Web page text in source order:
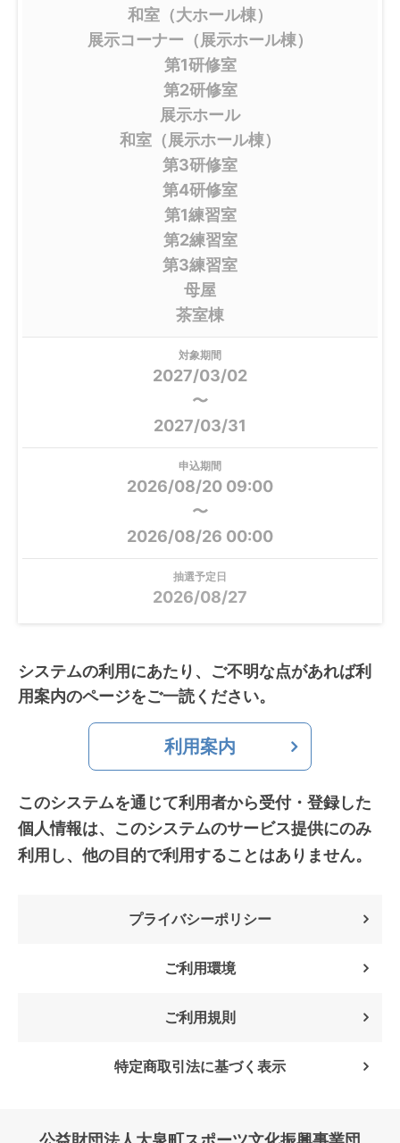
和室（大ホール棟）
展示コーナー（展示ホール棟）
第1研修室
第2研修室
展示ホール
和室（展示ホール棟）
第3研修室
第4研修室
第1練習室
第2練習室
第3練習室
母屋
茶室棟
対象期間
2027/03/02
〜
2027/03/31
申込期間
2026/08/20 09:00
〜
2026/08/26 00:00
抽選予定日
2026/08/27
システムの利用にあたり、ご不明な点があれば利
用案内のページをご一読ください。
利用案内
このシステムを通じて利用者から受付・登録した
個人情報は、 このシステムのサービス提供にのみ
利用し、他の目的で利用することはありません。
プライバシーポリシー
ご利用環境
ご利用規則
特定商取引法に基づく表示